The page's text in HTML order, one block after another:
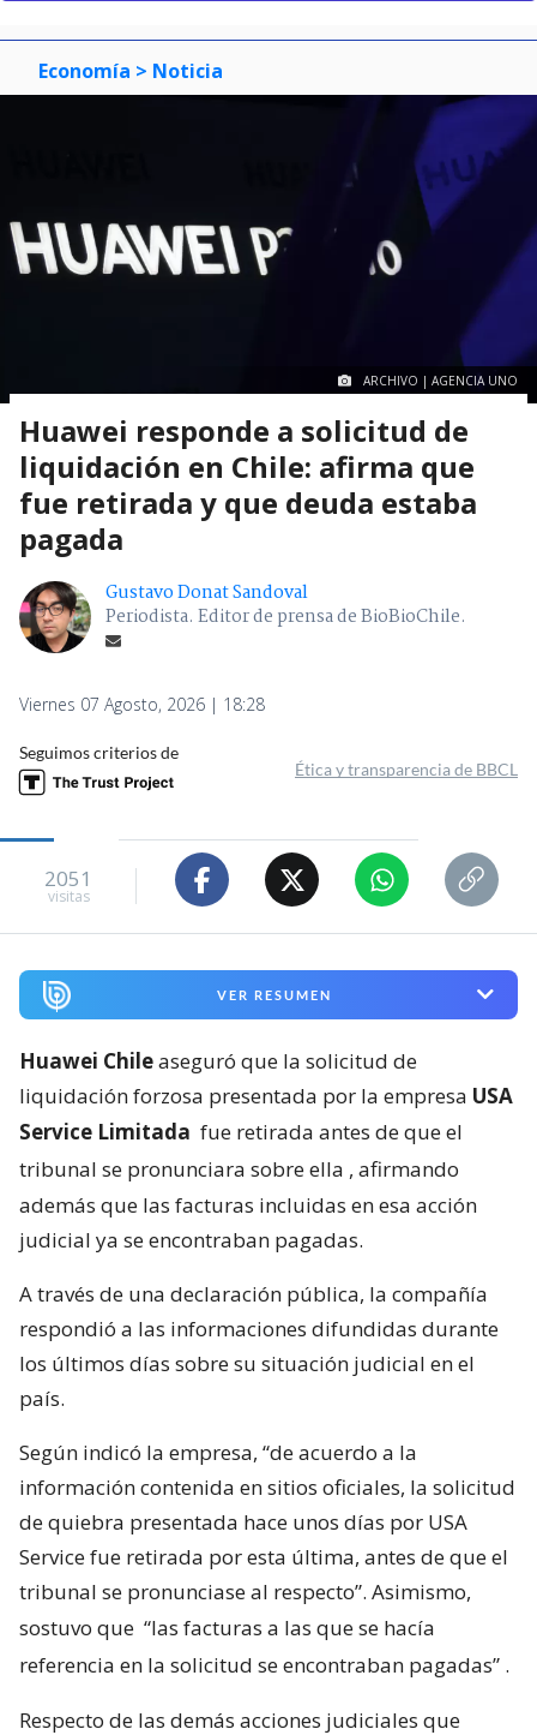
Economía > Noticia
ARCHIVO | AGENCIA UNO
Huawei responde a solicitud de
liquidación en Chile: afirma que
fue retirada y que deuda estaba
pagada
Gustavo Donat Sandoval
Periodista. Editor de prensa de BioBioChile.
Viernes 07 Agosto, 2026 | 18:28
Seguimos criterios de
Ética y transparencia de BBCL
2051
visitas
VER RESUMEN
Huawei Chileaseguró que la solicitud de
liquidación forzosa presentada por la empresa USA
Service Limitada fue retirada antes de que el
tribunal se pronunciara sobre ella , afirmando
además que las facturas incluidas en esa acción
judicial ya se encontraban pagadas.
A través de una declaración pública, la compañía
respondió a las informaciones difundidas durante
los últimos días sobre su situación judicial en el
país.
Según indicó la empresa, “de acuerdo a la
información contenida en sitios oficiales, la solicitud
de quiebra presentada hace unos días por USA
Service fue retirada por esta última, antes de que el
tribunal se pronunciase al respecto”. Asimismo,
sostuvo que “las facturas a las que se hacía
referencia en la solicitud se encontraban pagadas” .
Respecto de las demás acciones judiciales que